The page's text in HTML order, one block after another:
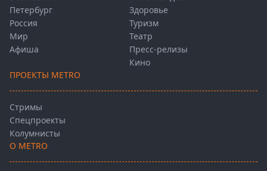
Петербург
Россия
Мир
Афиша
Здоровье
Туризм
Театр
Пресс-релизы
Кино
ПРОЕКТЫ METRO
Стримы
Спецпроекты
Колумнисты
О METRO